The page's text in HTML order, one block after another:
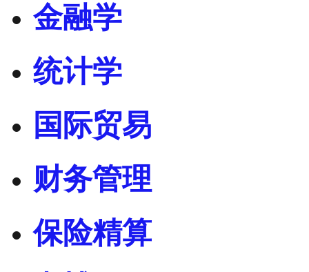
金融学
统计学
国际贸易
财务管理
保险精算